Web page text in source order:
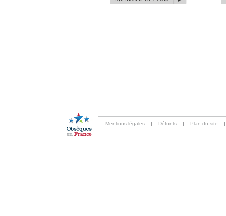
Mentions légales | Défunts | Plan du site |